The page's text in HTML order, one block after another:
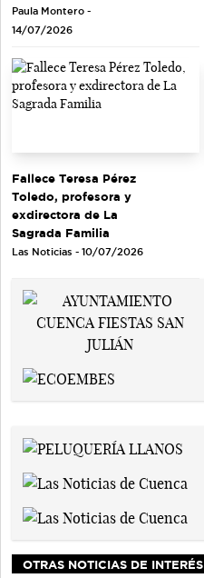
Paula Montero -
14/07/2026
Fallece Teresa Pérez
Toledo, profesora y
exdirectora de La
Sagrada Familia
Las Noticias - 10/07/2026
OTRAS NOTICIAS DE INTERÉS